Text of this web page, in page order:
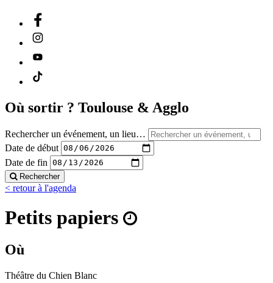
Où sortir ? Toulouse & Agglo
Rechercher un événement, un lieu…
Date de début
Date de fin
Rechercher
< retour à l'agenda
Petits papiers
Où
Théâtre du Chien Blanc